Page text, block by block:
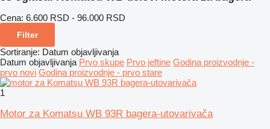
Cena: 6.600 RSD - 96.000 RSD
Filter
Sortiranje: Datum objavljivanja
Datum objavljivanja Prvo skupe Prvo jeftine Godina proizvodnje -
prvo novi Godina proizvodnje - prvo stare
1
Motor za Komatsu WB 93R bagera-utovarivača